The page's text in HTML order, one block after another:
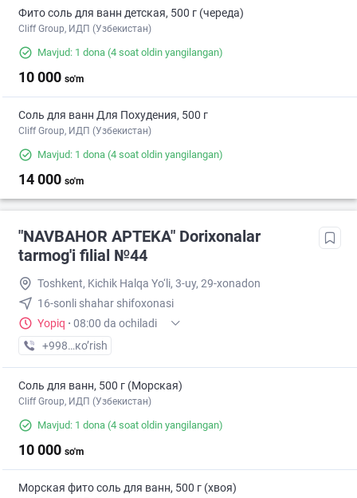
Фито соль для ванн детская, 500 г (череда)
Cliff Group, ИДП (Узбекистан)
Mavjud: 1 dona (4 soat oldin yangilangan)
10 000 so'm
Соль для ванн Для Похудения, 500 г
Cliff Group, ИДП (Узбекистан)
Mavjud: 1 dona (4 soat oldin yangilangan)
14 000 so'm
"NAVBAHOR APTEKA" Dorixonalar
tarmog'i filial №44
Toshkent, Kichik Halqa Yo‘li, 3-uy, 29-xonadon
16-sonli shahar shifoxonasi
Yopiq · 08:00 da ochiladi
+998 (94) XXX-XX-XX
кo’rish
Соль для ванн, 500 г (Морская)
Cliff Group, ИДП (Узбекистан)
Mavjud: 1 dona (4 soat oldin yangilangan)
10 000 so'm
Морская фито соль для ванн, 500 г (хвоя)